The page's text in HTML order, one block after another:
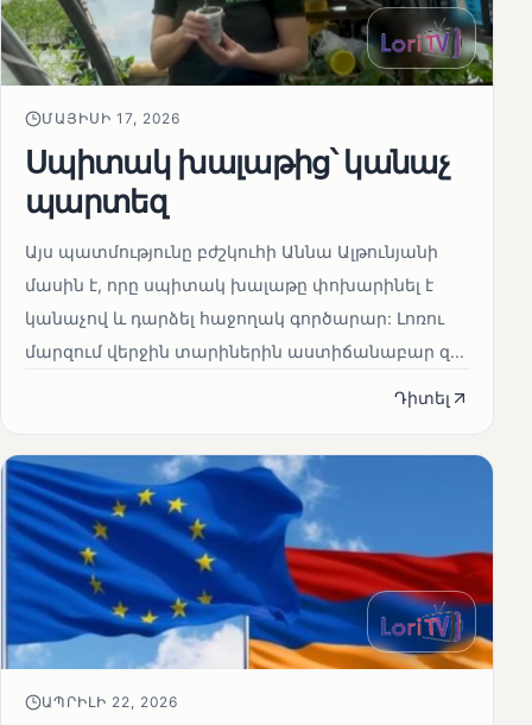
ՄԱՅԻՍԻ 17, 2026
Սպիտակ խալաթից՝ կանաչ
պարտեզ
Այս պատմությունը բժշկուհի Աննա Ալթունյանի
մասին է, որը սպիտակ խալաթը փոխարինել է
կանաչով և դարձել հաջողակ գործարար: Լոռու
մարզում վերջին տարիներին աստիճանաբար զ...
Դիտել
ԱՊՐԻԼԻ 22, 2026